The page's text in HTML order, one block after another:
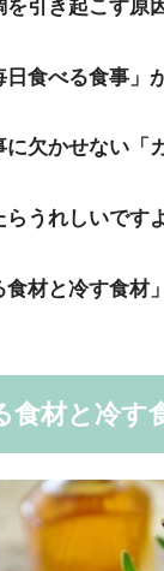
を引き起こす原
食べる食事」
欠かせない「
うれしいです
材と冷す食材
食材と冷す